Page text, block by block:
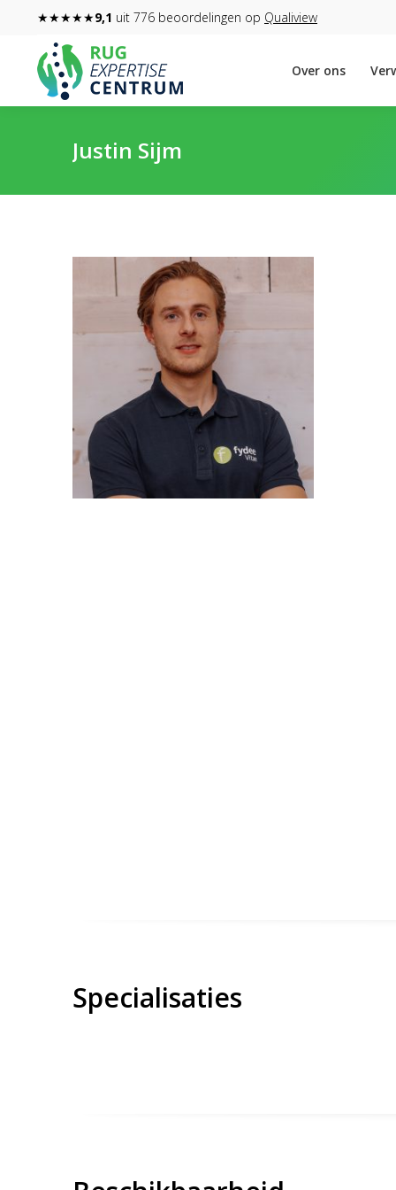
★★★★★9,1 uit 776 beoordelingen op Qualiview
Over ons
Justin Sijm
Specialisaties